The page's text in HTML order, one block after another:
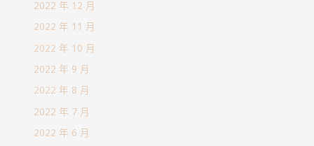
2022 年 12 月
2022 年 11 月
2022 年 10 月
2022 年 9 月
2022 年 8 月
2022 年 7 月
2022 年 6 月